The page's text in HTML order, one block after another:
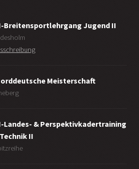
Breitensportlehrgang Jugend II
Meisterschaft
Landes- & Perspektivkadertraining
II